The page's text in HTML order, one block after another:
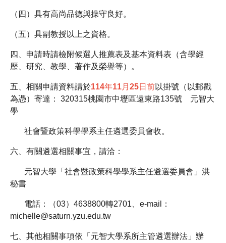
（四）具有高尚品德與操守良好。
（五）具副教授以上之資格。
四、申請時請檢附候選人推薦表及基本資料表（含學經
歷、研究、教學、著作及榮譽等）。
五、相關申請資料請於114年11月25日前以掛號（以郵戳
為憑）寄達： 320315桃園市中壢區遠東路135號 元智大
學
社會暨政策科學學系主任遴選委員會收。
六、有關遴選相關事宜，請洽：
元智大學「社會暨政策科學學系主任遴選委員會」洪
秘書
電話：（03）4638800轉2701、e-mail：
michelle@saturn.yzu.edu.tw
七、其他相關事項依「元智大學系所主管遴選辦法」辦